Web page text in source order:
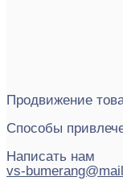
Продвижение
Способы
Написать нам
vs-